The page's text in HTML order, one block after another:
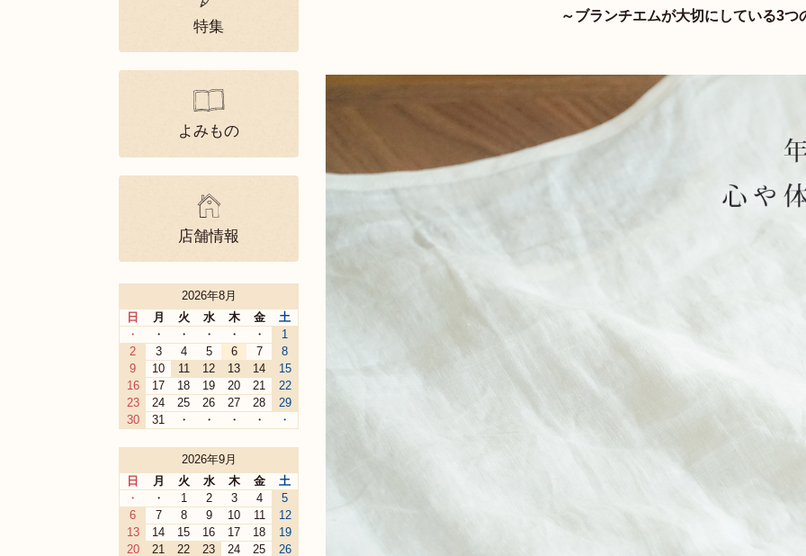
～ブランチエムが大切にしている3つ
特集
よみもの
店舗情報
2026年8月
日
月 火 水 木 金
土
・
・ ・ ・ ・ ・
1
2
3 4 5 6 7
8
9
10 11 12 13 14
15
16
17 18 19 20 21
22
23
24 25 26 27 28
29
30
31 ・ ・ ・ ・ ・
2026年9月
日
月 火 水 木 金
土
・
・ 1 2 3 4
5
6
7 8 9 10 11
12
13
14 15 16 17 18
19
20
21 22 23 24 25
26